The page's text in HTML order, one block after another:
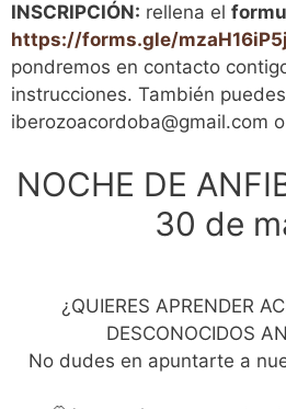
INSCRIPCIÓN: rellena el
https://forms.gle/
pondremos en contacto
instrucciones. También
iberozoacordoba@gmail.com
NOCHE DE
30 de
¿QUIERES APRENDER
DESCONOCIDOS
No dudes en apuntarte a